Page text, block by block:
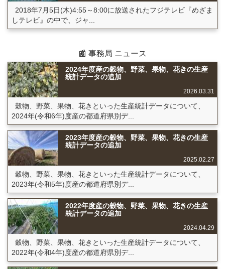
2018年7月5日(木)4:55～8:00に放送されたフジテレビ『めざま
しテレビ』の中で、ジャ...
📰 事務局 ニュース
2024年度産の穀物、野菜、果物、花きの生産
統計データの追加
2026.03.31
穀物、野菜、果物、花きといった生産統計データについて、
2024年(令和6年)度産の都道府県別デ...
2023年度産の穀物、野菜、果物、花きの生産
統計データの追加
2025.02.27
穀物、野菜、果物、花きといった生産統計データについて、
2023年(令和5年)度産の都道府県別デ...
2022年度産の穀物、野菜、果物、花きの生産
統計データの追加
2024.04.29
穀物、野菜、果物、花きといった生産統計データについて、
2022年(令和4年)度産の都道府県別デ...